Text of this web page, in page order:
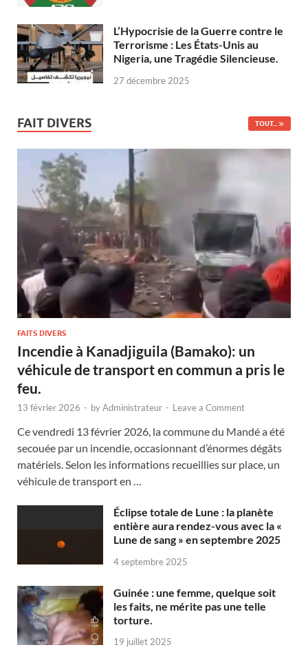
L’Hypocrisie de la Guerre contre le
Terrorisme : Les États-Unis au
Nigeria, une Tragédie Silencieuse.
27 décembre 2025
FAIT DIVERS TOUT...
FAITS DIVERS
Incendie à Kanadjiguila (Bamako): un
véhicule de transport en commun a pris le
feu.
13 février 2026 - byAdministrateur - Leave a Comment
Ce vendredi 13 février 2026, la commune du Mandé a été
secouée par un incendie, occasionnant d’énormes dégâts
matériels. Selon les informations recueillies sur place, un
véhicule de transport en …
Éclipse totale de Lune : la planète
entière aura rendez-vous avec la «
Lune de sang » en septembre 2025
4 septembre 2025
Guinée : une femme, quelque soit
les faits, ne mérite pas une telle
torture.
19 juillet 2025